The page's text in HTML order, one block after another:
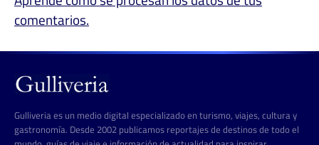
comentarios.
Gulliveria es un medio digital especializado en turismo, viajes, cultura y
gastronomía. Desde 2002 publicamos reportajes de destinos de todo el